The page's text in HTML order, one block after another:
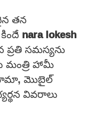
తన
nara lokesh
ప్రతి సమస్యను
మంత్రి హామీ
మొబైల్
వివరాలు